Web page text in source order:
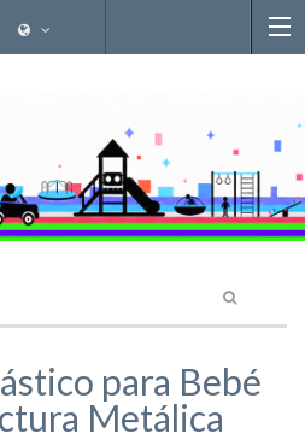
para Bebé
Metálica